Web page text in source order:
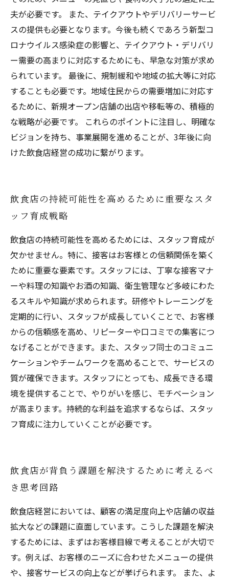
夫が必要です。 また、テイクアウトやデリバリーサービ
スの提供も必要となります。今後も続くであろう新型コ
ロナウイルス感染症の影響と、テイクアウト・デリバリ
ー需要の高まりに対応するためにも、早急な対策が求め
られています。 最後に、規制緩和や地域の拡大等に対応
することも必要です。地域住民からの需要増加に対応す
るために、新規オープン店舗の出店や移転等の、積極的
な戦略が必要です。 これらのポイントに注目し、明確な
ビジョンを持ち、事業展開を進めることが、3年後に向
けた飲食店経営の成功に繋がります。
飲食店の持続可能性を高めるために重要なスタ
ッフ育成戦略
飲食店の持続可能性を高めるためには、スタッフ育成が
欠かせません。特に、接客はお客様との信頼関係を築く
ために重要な要素です。スタッフには、丁寧な接客マナ
ーや料理の知識やお酒の知識、衛生管理など多岐にわた
るスキルや知識が求められます。研修やトレーニングを
定期的に行い、スタッフが成長していくことで、お客様
からの信頼感を高め、リピーターや口コミでの集客につ
なげることができます。また、スタッフ同士のコミュニ
ケーションやチームワークを高めることで、サービスの
質が確保できます。スタッフにとっても、成長できる環
境を提供することで、やりがいを感じ、モチベーション
が高まります。持続的な利益を追求するならば、スタッ
フ育成に注力していくことが必要です。
飲食店が背負う課題を解決するために考えるべ
き思考回路
飲食店経営においては、顧客の満足度向上や店舗の収益
拡大などの課題に直面しています。こうした課題を解決
するためには、まずはお客様目線で考えることが大切で
す。例えば、お客様のニーズに合わせたメニューの提供
や、接客サービスの向上などが挙げられます。 また、よ